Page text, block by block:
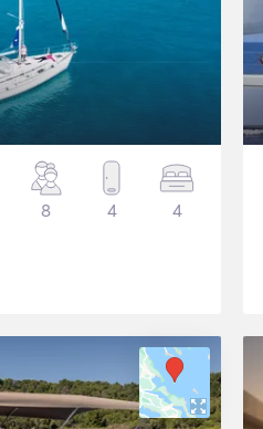
8 4 4